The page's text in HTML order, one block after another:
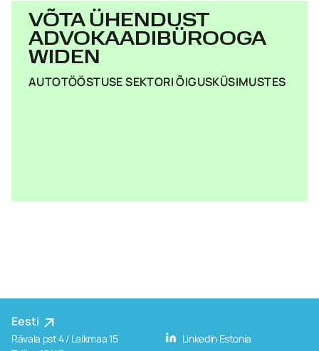
VÕTA ÜHENDUST
ADVOKAADIBÜROOGA
WIDEN
AUTOTÖÖSTUSE SEKTORI ÕIGUSKÜSIMUSTES
Eesti
Rävala pst 4 / Laikmaa 15
LinkedIn Estonia